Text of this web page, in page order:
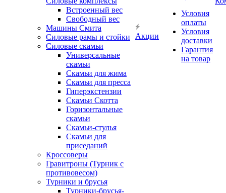
Встроенный вес
Свободный вес
Машины Смита
Силовые рамы и стойки
Силовые скамьи
Универсальные
скамьи
Скамьи для жима
Скамьи для пресса
Гиперэкстензии
Скамьи Скотта
Горизонтальные
скамьи
Скамьи-стулья
Скамьи для
приседаний
Кроссоверы
Гравитроны (Турник с
противовесом)
Турники и брусья
Турники-брусья-
Акции
Условия
оплаты
Условия
доставки
Гарантия
на товар